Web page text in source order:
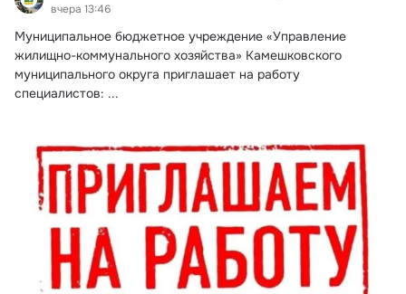
вчера 13:46
Муниципальное бюджетное учреждение «Управление
жилищно-коммунального хозяйства» Камешковского
муниципального округа приглашает на работу
специалистов: ...